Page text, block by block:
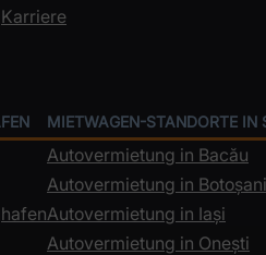
Karriere
MIETWAGEN-STANDORTE IN
Autovermietung in Bacău
Autovermietung in Botoșani
Autovermietung in Iași
Autovermietung in Onești